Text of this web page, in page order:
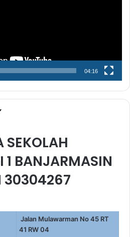
04:16
SEKOLAH
1 BANJARMASIN
30304267
Jalan Mulawarman No 45 RT
41 RW 04